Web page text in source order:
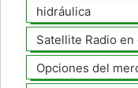
hidráulica
Satellite Radio en
Opciones del